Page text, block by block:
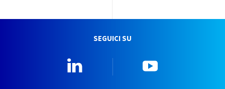
SEGUICI SU